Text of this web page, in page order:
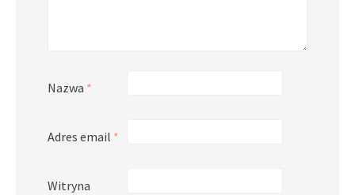
Nazwa *
Adres email *
Witryna